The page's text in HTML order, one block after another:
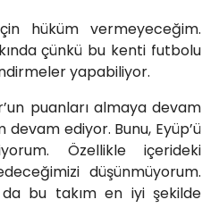
hüküm vermeyeceğim.
çünkü bu kenti futbolu
yapabiliyor.
puanları almaya devam
ediyor. Bunu, Eyüp’ü
Özellikle içerideki
düşünmüyorum.
bu takım en iyi şekilde